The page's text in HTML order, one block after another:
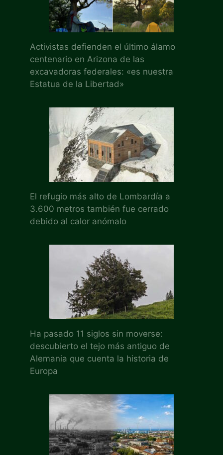
Activistas defienden el último álamo
centenario en Arizona de las
excavadoras federales: «es nuestra
Estatua de la Libertad»
El refugio más alto de Lombardía a
3.600 metros también fue cerrado
debido al calor anómalo
Ha pasado 11 siglos sin moverse:
descubierto el tejo más antiguo de
Alemania que cuenta la historia de
Europa